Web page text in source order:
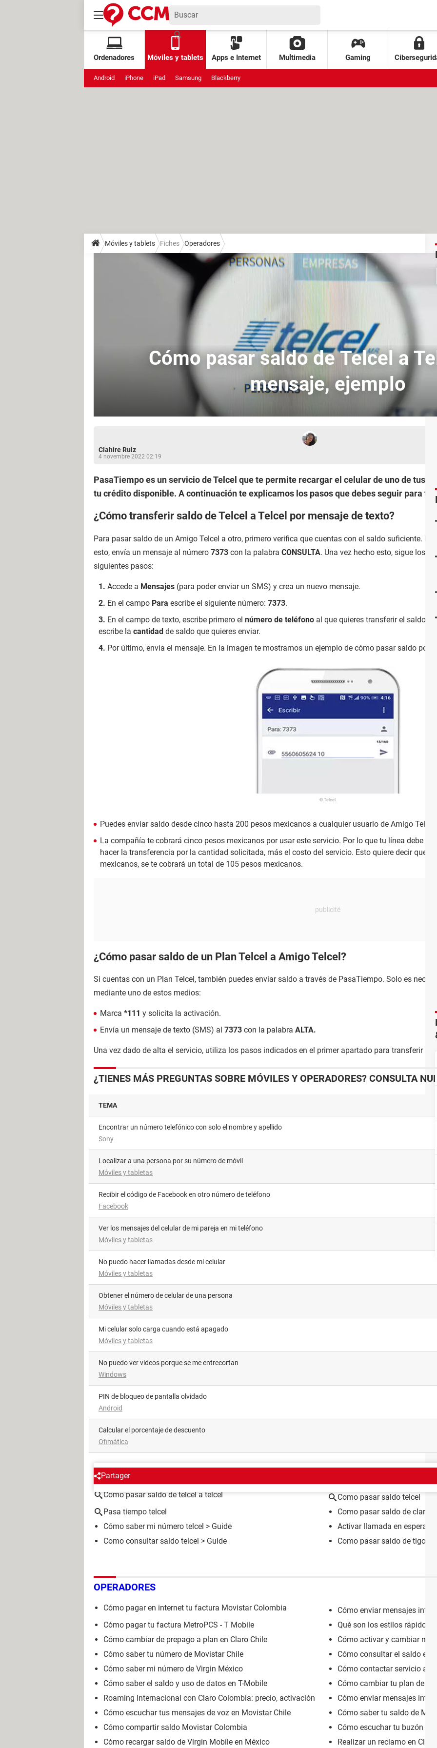
Ordenadores Móviles y tablets Apps e Internet Multimedia Gaming
Android iPhone iPad Samsung Blackberry
Móviles y tablets Fiches Operadores
Cómo pasar saldo de Telcel a
mensaje, ejemplo
Clahire Ruiz
4 novembre 2022 02:19
PasaTiempo es un servicio de Telcel que te permite recargar el celular de uno de tus
tu crédito disponible. A continuación te explicamos los pasos que debes seguir para
¿Cómo transferir saldo de Telcel a Telcel por mensaje de texto?
Para pasar saldo de un Amigo Telcel a otro, primero verifica que cuentas con el saldo suficiente. Para
esto, envía un mensaje al número 7373 con la palabra CONSULTA. Una vez hecho esto, sigue los
siguientes pasos:
Accede a Mensajes (para poder enviar un SMS) y crea un nuevo mensaje.
En el campo Para escribe el siguiente número: 7373.
En el campo de texto, escribe primero el número de teléfono al que quieres transferir el saldo y
escribe la cantidad de saldo que quieres enviar.
Por último, envía el mensaje. En la imagen te mostramos un ejemplo de cómo pasar saldo por
© Telcel.
Puedes enviar saldo desde cinco hasta 200 pesos mexicanos a cualquier usuario de Amigo Telcel.
La compañía te cobrará cinco pesos mexicanos por usar este servicio. Por lo que tu línea debe
hacer la transferencia por la cantidad solicitada, más el costo del servicio. Esto quiere decir que si
mexicanos, se te cobrará un total de 105 pesos mexicanos.
¿Cómo pasar saldo de un Plan Telcel a Amigo Telcel?
Si cuentas con un Plan Telcel, también puedes enviar saldo a través de PasaTiempo. Solo es
mediante uno de estos medios:
Marca *111 y solicita la activación.
Envía un mensaje de texto (SMS) al 7373 con la palabra ALTA.
Una vez dado de alta el servicio, utiliza los pasos indicados en el primer apartado para transferir
¿TIENES MÁS PREGUNTAS SOBRE MÓVILES Y OPERADORES? CONSULTA
TEMA
Encontrar un número telefónico con solo el nombre y apellido
Sony
Localizar a una persona por su número de móvil
Móviles y tabletas
Recibir el código de Facebook en otro número de teléfono
Facebook
Ver los mensajes del celular de mi pareja en mi teléfono
Móviles y tabletas
No puedo hacer llamadas desde mi celular
Móviles y tabletas
Obtener el número de celular de una persona
Móviles y tabletas
Mi celular solo carga cuando está apagado
Móviles y tabletas
No puedo ver videos porque se me entrecortan
Windows
PIN de bloqueo de pantalla olvidado
Android
Calcular el porcentaje de descuento
Ofimática
Partager
ALREDEDOR DEL MISMO TEMA
Como pasar saldo de telcel a telcel
Como pasar saldo telcel
Pasa tiempo telcel
Como pasar saldo de claro a
Cómo saber mi número telcel > Guide Activar llamada en espera
Como consultar saldo telcel > Guide Como pasar saldo de tigo a
OPERADORES
Cómo pagar en internet tu factura Movistar Colombia
Cómo enviar mensajes
Cómo pagar tu factura MetroPCS - T Mobile
Qué son los estilos rápidos
Cómo cambiar de prepago a plan en Claro Chile
Cómo activar y cambiar
Cómo saber tu número de Movistar Chile
Cómo consultar el saldo en
Cómo saber mi número de Virgin México
Cómo contactar servicio al
Cómo saber el saldo y uso de datos en T-Mobile
Cómo cambiar tu plan de
Roaming Internacional con Claro Colombia: precio, activación
Cómo enviar mensajes
Cómo escuchar tus mensajes de voz en Movistar Chile
Cómo saber tu saldo de
Cómo compartir saldo Movistar Colombia
Cómo escuchar tu buzón de
Cómo recargar saldo de Virgin Mobile en México
Realizar un reclamo en